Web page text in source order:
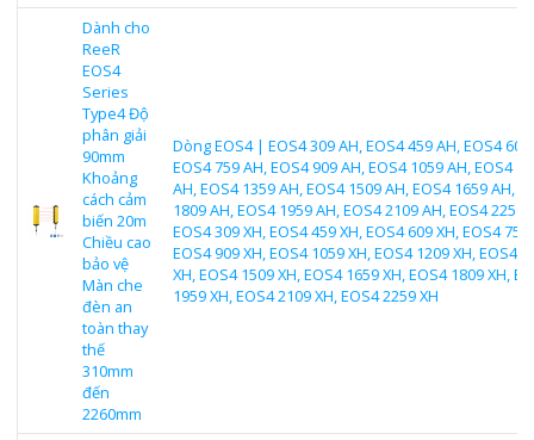
Dành cho
ReeR
EOS4
Series
Type4 Độ
phân giải
90mm
Khoảng
cách cảm
biến 20m
Chiều cao
bảo vệ
Màn che
đèn an
toàn thay
thế
310mm
đến
2260mm
Dòng EOS4 | EOS4 309 AH, EOS4 459 AH, EOS4 609
EOS4 759 AH, EOS4 909 AH, EOS4 1059 AH, EOS4
AH, EOS4 1359 AH, EOS4 1509 AH, EOS4 1659 AH,
1809 AH, EOS4 1959 AH, EOS4 2109 AH, EOS4 2259
EOS4 309 XH, EOS4 459 XH, EOS4 609 XH, EOS4 759
EOS4 909 XH, EOS4 1059 XH, EOS4 1209 XH, EOS4
XH, EOS4 1509 XH, EOS4 1659 XH, EOS4 1809 XH,
1959 XH, EOS4 2109 XH, EOS4 2259 XH